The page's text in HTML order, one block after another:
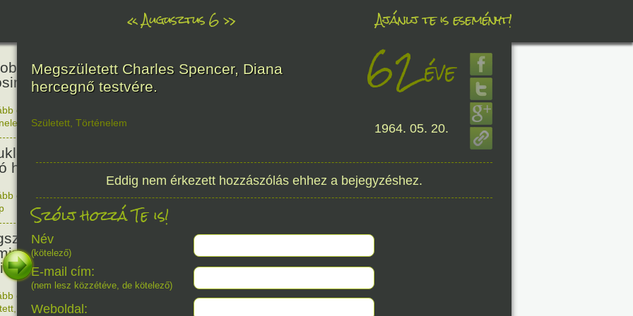
«Augusztus 6» Ajánlj te is eseményt!
az első atombombát
81
olvasom
fegyverek betiltásáért
harc világnapja
48éve
olvasom|Nincs hozzászólás, szólj hozzá!
Sir Alexander
Nobel-díjas angol orvos, a
felfedezője.
145éve
olvasom
1 hozzászólás, szólj Te is hozzá!
Alkotás
Megszületett Charles Spencer, Diana
hercegnő testvére.
62éve
Született Történelem 1964. 05. 20.
Eddig nem érkezett hozzászólás ehhez a bejegyzéshez.
Szólj hozzá Te is!
Név
(kötelező)
E-mail cím:
(nem lesz közzétéve, de kötelező)
Weboldal: